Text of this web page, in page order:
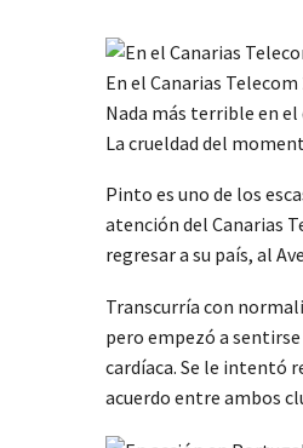
En el Canarias Telecom
Nada más terrible en
La crueldad del
Pinto es uno de los
atención del Canarias
regresar a su país, al
Transcurría con
pero empezó a
cardíaca. Se le intentó
acuerdo entre ambos